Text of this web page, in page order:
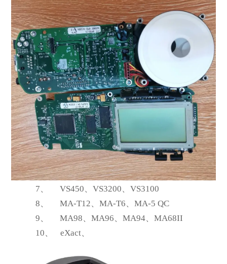
7、 VS450、VS3200、VS3100
8、
MA-T12、MA-T6、MA-5 QC
9、
MA98、MA96、MA94、MA68II
10、
eXact、